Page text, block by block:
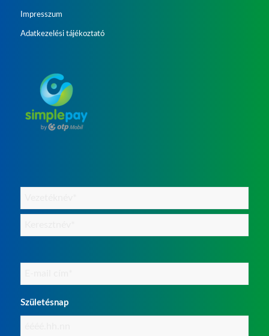
Impresszum
Adatkezelési tájékoztató
(Kötelező)
(Kötelező)
Születésnap